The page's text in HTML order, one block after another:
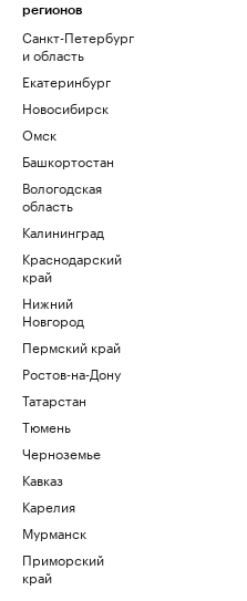
регионов
Санкт-Петербург
и область
Екатеринбург
Новосибирск
Омск
Башкортостан
Вологодская
область
Калининград
Краснодарский
край
Нижний
Новгород
Пермский край
Ростов-на-Дону
Татарстан
Тюмень
Черноземье
Кавказ
Карелия
Мурманск
Приморский
край